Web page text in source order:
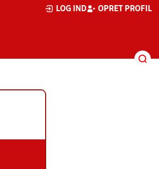
LOG IND OPRET PROFIL